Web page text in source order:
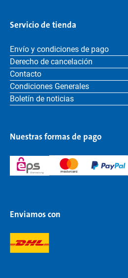
Servicio de tienda
Envío y condiciones de pago
Derecho de cancelación
Contacto
Condiciones Generales
Boletín de noticias
Nuestras formas de pago
Enviamos con